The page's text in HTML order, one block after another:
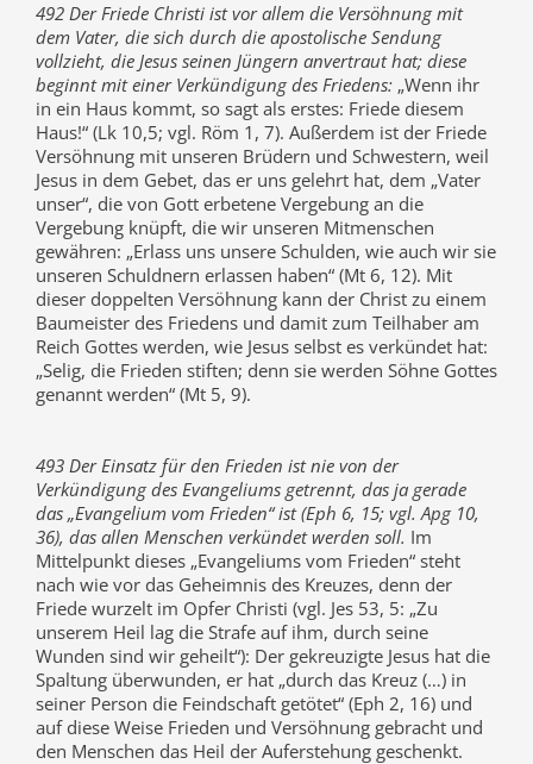
492 Der Friede Christi ist vor allem die Versöhnung mit
dem Vater, die sich durch die apostolische Sendung
vollzieht, die Jesus seinen Jüngern anvertraut hat; diese
beginnt mit einer Verkündigung des Friedens: „Wenn ihr
in ein Haus kommt, so sagt als erstes: Friede diesem
Haus!“ (Lk 10,5; vgl. Röm 1, 7). Außerdem ist der Friede
Versöhnung mit unseren Brüdern und Schwestern, weil
Jesus in dem Gebet, das er uns gelehrt hat, dem „Vater
unser“, die von Gott erbetene Vergebung an die
Vergebung knüpft, die wir unseren Mitmenschen
gewähren: „Erlass uns unsere Schulden, wie auch wir sie
unseren Schuldnern erlassen haben“ (Mt 6, 12). Mit
dieser doppelten Versöhnung kann der Christ zu einem
Baumeister des Friedens und damit zum Teilhaber am
Reich Gottes werden, wie Jesus selbst es verkündet hat:
„Selig, die Frieden stiften; denn sie werden Söhne Gottes
genannt werden“ (Mt 5, 9).
493 Der Einsatz für den Frieden ist nie von der
Verkündigung des Evangeliums getrennt, das ja gerade
das „Evangelium vom Frieden“ ist (Eph 6, 15; vgl. Apg 10,
36), das allen Menschen verkündet werden soll. Im
Mittelpunkt dieses „Evangeliums vom Frieden“ steht
nach wie vor das Geheimnis des Kreuzes, denn der
Friede wurzelt im Opfer Christi (vgl. Jes 53, 5: „Zu
unserem Heil lag die Strafe auf ihm, durch seine
Wunden sind wir geheilt“): Der gekreuzigte Jesus hat die
Spaltung überwunden, er hat „durch das Kreuz (…) in
seiner Person die Feindschaft getötet“ (Eph 2, 16) und
auf diese Weise Frieden und Versöhnung gebracht und
den Menschen das Heil der Auferstehung geschenkt.